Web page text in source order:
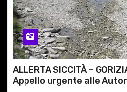
o
l
i
ALLERTA SICCITÀ –
Appello urgente alle